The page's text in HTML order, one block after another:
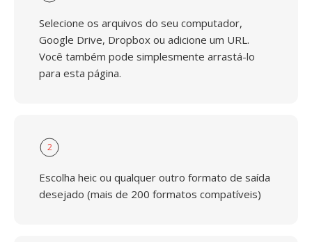
Selecione os arquivos do seu computador,
Google Drive, Dropbox ou adicione um URL.
Você também pode simplesmente arrastá-lo
para esta página.
2
Escolha heic ou qualquer outro formato de saída
desejado (mais de 200 formatos compatíveis)